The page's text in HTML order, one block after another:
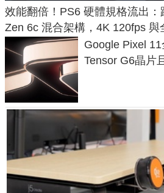
效能翻倍！PS6 硬體規格流出
Zen 6c 混合架構，4K 120fps 與
Google Pixel
Tensor G6晶片